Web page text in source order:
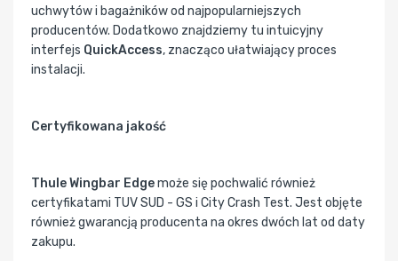
uchwytów i bagażników od najpopularniejszych
producentów. Dodatkowo znajdziemy tu intuicyjny
interfejs QuickAccess, znacząco ułatwiający proces
instalacji.
Certyfikowana jakość
Thule Wingbar Edgemoże się pochwalić również
certyfikatami TUV SUD - GS i City Crash Test. Jest objęte
również gwarancją producenta na okres dwóch lat od daty
zakupu.